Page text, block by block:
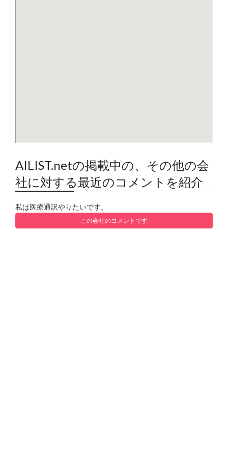
AILIST.netの掲載中の、その他の会
社に対する最近のコメントを紹介
私は医療通訳やりたいです。
この会社のコメントです